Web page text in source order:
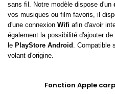
sans fil. Notre modèle dispose d'un
vos musiques ou film favoris, il
d'une connexion Wifi afin d'avoir
également la possibilité d'ajouter
le PlayStore Android . Compatible
volant d'origine.
Fonction Apple